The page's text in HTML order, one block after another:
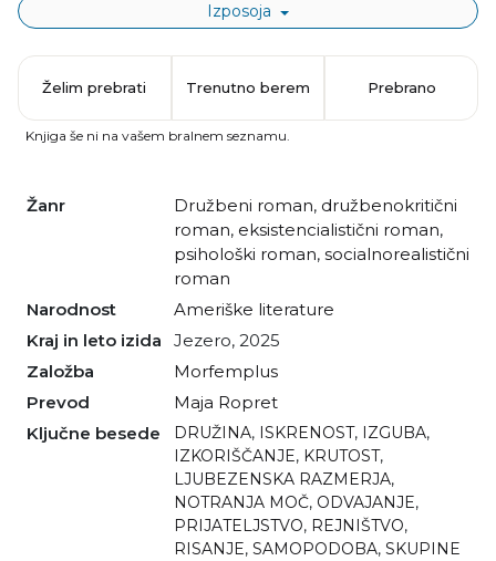
Izposoja
Žanr družbeni roman, družbenokritični
roman, eksistencialistični roman,
psihološki roman, socialnorealistični
roman
Narodnost
Ameriške literature
Kraj in leto izida
Jezero, 2025
Založba
Morfemplus
Prevod
Maja Ropret
Ključne besede
DRUŽINA, ISKRENOST, IZGUBA,
IZKORIŠČANJE, KRUTOST,
LJUBEZENSKA RAZMERJA,
NOTRANJA MOČ, ODVAJANJE,
PRIJATELJSTVO, REJNIŠTVO,
RISANJE, SAMOPODOBA, SKUPINE
Želim prebrati Trenutno berem Prebrano
Knjiga še ni na vašem bralnem seznamu.